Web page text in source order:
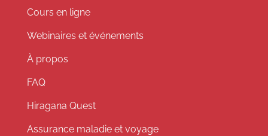
Cours en ligne
Webinaires et événements
À propos
FAQ
Hiragana Quest
Assurance maladie et voyage